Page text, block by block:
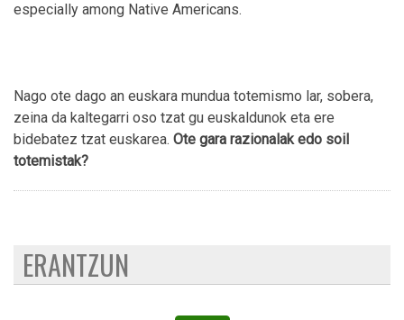
especially among Native Americans.
Nago ote dago an euskara mundua totemismo lar, sobera,
zeina da kaltegarri oso tzat gu euskaldunok eta ere
bidebatez tzat euskarea. Ote gara razionalak edo soil
totemistak?
ERANTZUN